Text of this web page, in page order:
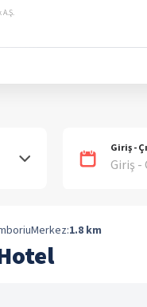
Giriş -
Giriş -
Merkez:1.8 km